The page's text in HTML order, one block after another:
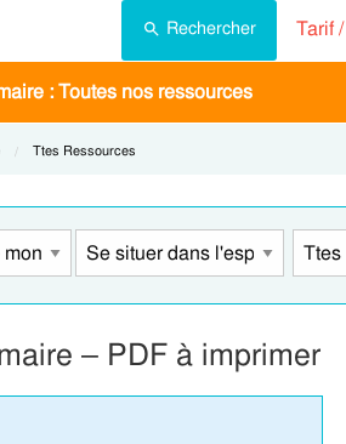
Rechercher Tarif /
: Toutes nos ressources
Current:
Ttes Ressources
– PDF à imprimer